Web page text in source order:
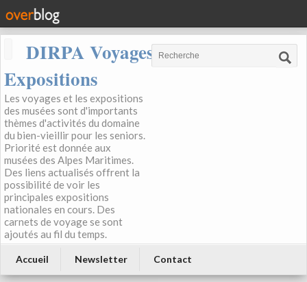
DIRPA Voyages, Musées,
Expositions
Les voyages et les expositions
des musées sont d'importants
thèmes d'activités du domaine
du bien-vieillir pour les seniors.
Priorité est donnée aux
musées des Alpes Maritimes.
Des liens actualisés offrent la
possibilité de voir les
principales expositions
nationales en cours. Des
carnets de voyage se sont
ajoutés au fil du temps.
Accueil Newsletter Contact